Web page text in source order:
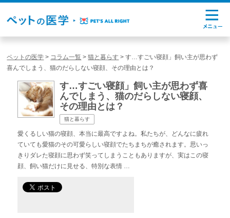
ペットの医学 > コラム一覧 >猫と暮らす >す…すごい寝顔」飼い主が思わず
喜んでしまう、猫のだらしない寝顔、その理由とは？
す…すごい寝顔」飼い主が思わず喜
んでしまう、猫のだらしない寝顔、
その理由とは？
猫と暮らす
愛くるしい猫の寝顔、本当に最高ですよね。私たちが、どんなに疲れ
ていても愛猫のその可愛らしい寝顔でたちまちが癒されます。思いっ
きりダレた寝顔に思わず笑ってしまうこともありますが、実はこの寝
顔、飼い猫だけに見せる、特別な表情 …